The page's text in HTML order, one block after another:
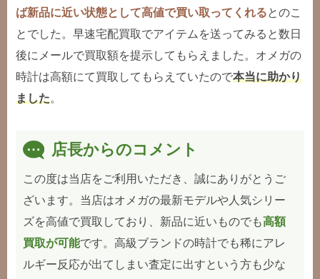
ば新品に近い状態として高値で買い取ってくれるとのこ
とでした。早速宅配買取でアイテムを送ってみると数日
後にメールで買取額を提示してもらえました。オメガの
時計は高額にて買取してもらえていたので本当に助かり
ました。
店長からのコメント
この度は当店をご利用いただき、誠にありがとうご
ざいます。当店はオメガの最新モデルや人気シリー
ズを高値で買取しており、新品に近いものでも高額
買取が可能です。高級ブランドの時計でも稀にアレ
ルギー反応が出てしまい査定に出すという方も少な